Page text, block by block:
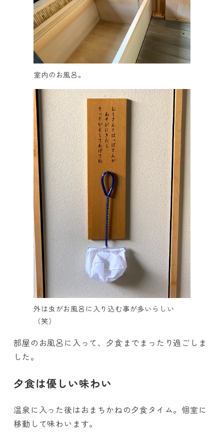
室内のお風呂。
外は虫がお風呂に入り込む事が多いらしい
（笑）
部屋のお風呂に入って、夕食までまったり過ごしま
した。
夕食は優しい味わい
温泉に入った後はおまちかねの夕食タイム。個室に
移動して味わいます。